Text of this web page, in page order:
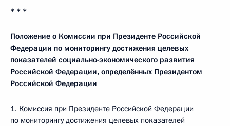
* * *
Положение о Комиссии при Президенте Российской
Федерации по мониторингу достижения целевых
показателей социально-экономического развития
Российской Федерации, определённых Президентом
Российской Федерации
1. Комиссия при Президенте Российской Федерации
по мониторингу достижения целевых показателей